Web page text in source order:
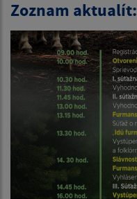
Zoznam aktualít: